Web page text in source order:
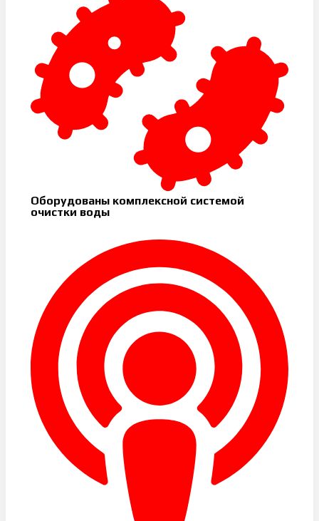
Оборудованы комплексной системой
очистки воды